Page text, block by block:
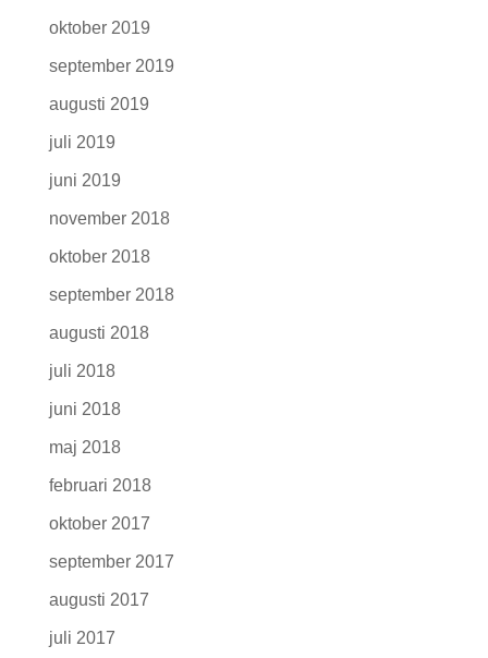
oktober 2019
september 2019
augusti 2019
juli 2019
juni 2019
november 2018
oktober 2018
september 2018
augusti 2018
juli 2018
juni 2018
maj 2018
februari 2018
oktober 2017
september 2017
augusti 2017
juli 2017